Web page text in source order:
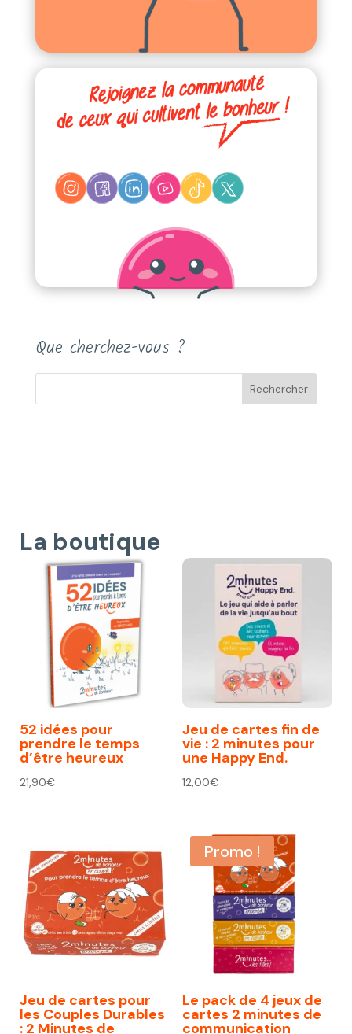
Que cherchez-vous ?
La boutique
52 idées pour
prendre le temps
d’être heureux
21,90€
Jeu de cartes fin de
vie : 2 minutes pour
une Happy End.
12,00€
Jeu de cartes pour
les Couples Durables
: 2 Minutes de
Promo !
Le pack de 4 jeux de
cartes 2 minutes de
communication